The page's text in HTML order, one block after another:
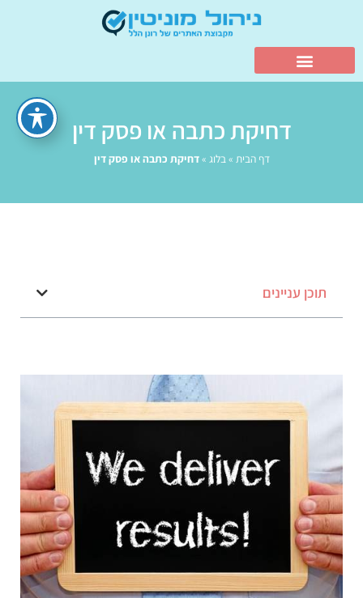
דחיקת כתבה או פסק דין
דף הבית »בלוג »דחיקת כתבה או פסק דין
תוכן עניינים